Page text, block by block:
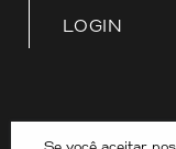
LOGIN